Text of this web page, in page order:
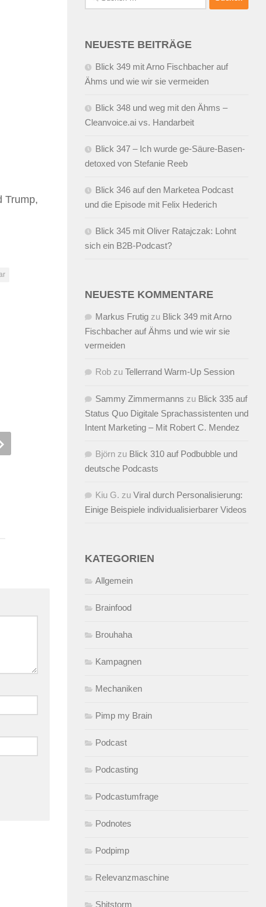
Trump,
184 auf
ALEX WUNSCHEL
nach:
NEUESTE BEITRÄGE
Blick 349 mit Arno Fischbacher auf
Ähms und wie wir sie vermeiden
Blick 348 und weg mit den Ähms –
Cleanvoice.ai vs. Handarbeit
Blick 347 – Ich wurde ge-Säure-Basen-
detoxed von Stefanie Reeb
Blick 346 auf den Marketea Podcast
und die Episode mit Felix Hederich
Blick 345 mit Oliver Ratajczak: Lohnt
sich ein B2B-Podcast?
NEUESTE KOMMENTARE
Markus Frutig zu Blick 349 mit Arno
Fischbacher auf Ähms und wie wir sie
vermeiden
Rob zu Tellerrand Warm-Up Session
Sammy Zimmermanns zu Blick 335 auf
Status Quo Digitale Sprachassistenten und
Intent Marketing – Mit Robert C. Mendez
Björn zu Blick 310 auf Podbubble und
deutsche Podcasts
Kiu G. zu Viral durch Personalisierung:
Einige Beispiele individualisierbarer Videos
KATEGORIEN
Allgemein
Brainfood
Brouhaha
Kampagnen
Mechaniken
Pimp my Brain
Podcast
Podcasting
Podcastumfrage
Podnotes
Podpimp
Relevanzmaschine
Shitstorm